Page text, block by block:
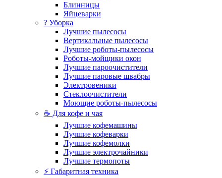
Блинницы
Яйцеварки
? Уборка
Лучшие пылесосы
Вертикальные пылесосы
Лучшие роботы-пылесосы
Роботы-мойщики окон
Лучшие пароочистители
Лучшие паровые швабры
Электровеники
Стеклоочистители
Моющие роботы-пылесосы
☕ Для кофе и чая
Лучшие кофемашины
Лучшие кофеварки
Лучшие кофемолки
Лучшие электрочайники
Лучшие термопоты
⚡ Габаритная техника